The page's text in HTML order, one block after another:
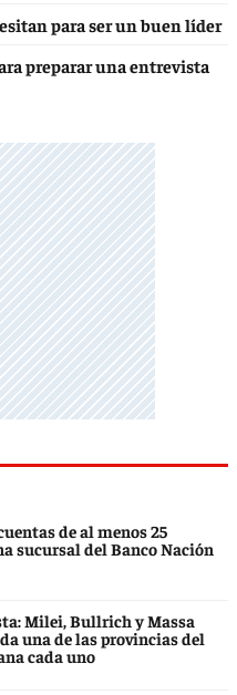
para ser un buen líder
preparar una entrevista
de al menos 25
sucursal del Banco Nación
Milei, Bullrich y Massa
una de las provincias del
cada uno